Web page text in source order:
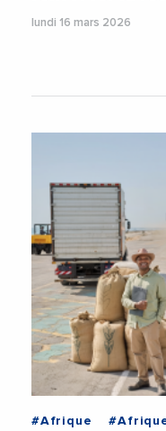
lundi 16 mars 2026
#Afrique